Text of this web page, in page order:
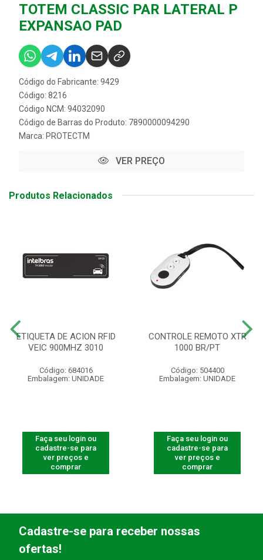
TOTEM CLASSIC PAR LATERAL P
EXPANSAO PAD
Código do Fabricante: 9429
Código: 8216
Código NCM: 94032090
Código de Barras do Produto: 7890000094290
Marca: PROTECTM
VER PREÇO
Produtos Relacionados
ETIQUETA DE ACION RFID
VEIC 900MHZ 3010
Código: 684016
Embalagem: UNIDADE
Faça seu login ou
cadastre-se para
ver preços e
comprar
CONTROLE REMOTO XTR
1000 BR/PT
Código: 504400
Embalagem: UNIDADE
Faça seu login ou
cadastre-se para
ver preços e
comprar
Cadastre-se para receber nossas
ofertas!